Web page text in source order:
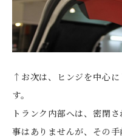
↑お次は、ヒンジを中心
す。
トランク内部へは、密閉
事はありませんが、その